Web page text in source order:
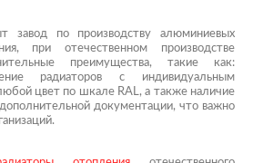
завод по производству алюминиевых
при отечественном производстве
преимущества, такие как:
радиаторов с индивидуальным
цвет по шкале RAL, а также наличие
документации, что важно